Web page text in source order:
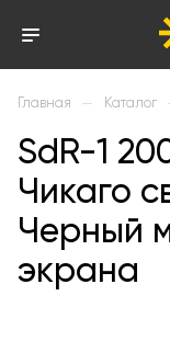
Главная — Каталог
SdR-1
Чикаго
Черный
экрана